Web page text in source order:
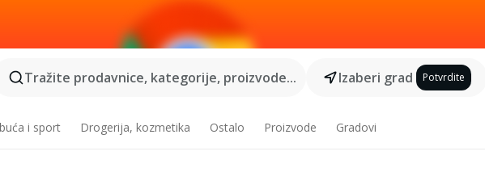
Tražite prodavnice, kategorije, proizvode...
Izaberi grad Potvrdite
i sport Drogerija, kozmetika Ostalo Proizvode Gradovi